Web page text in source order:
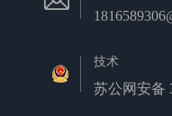
技术
苏公网安备